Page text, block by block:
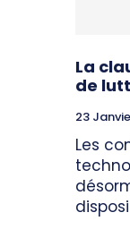
La
de
23
Les